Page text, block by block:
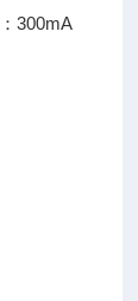
300mA